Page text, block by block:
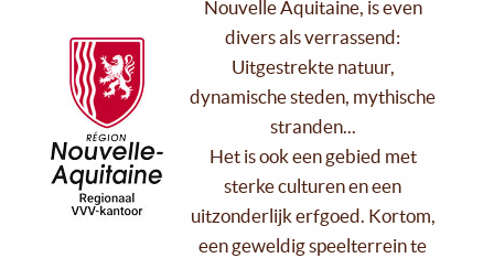
Nouvelle Aquitaine, is even
divers als verrassend:
Uitgestrekte natuur,
dynamische steden, mythische
stranden...
Het is ook een gebied met
sterke culturen en een
uitzonderlijk erfgoed. Kortom,
een geweldig speelterrein te